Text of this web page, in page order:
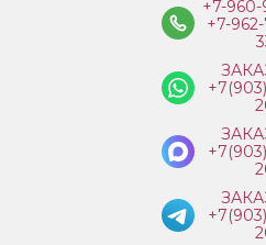
+7-960-
+7-